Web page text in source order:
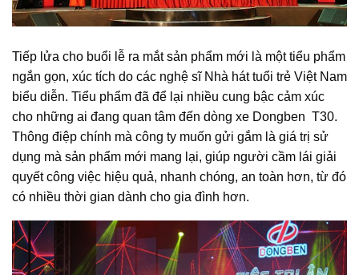
Tiếp lửa cho buổi lễ ra mắt sản phẩm mới là một tiểu phẩm
ngắn gọn, xúc tích do các nghệ sĩ Nhà hát tuổi trẻ Việt Nam
biểu diễn. Tiểu phẩm đã để lại nhiều cung bậc cảm xúc
cho những ai đang quan tâm đến dòng xe Dongben T30.
Thông điệp chính mà công ty muốn gửi gắm là giá trị sử
dụng mà sản phẩm mới mang lại, giúp người cầm lái giải
quyết công việc hiệu quả, nhanh chóng, an toàn hơn, từ đó
có nhiều thời gian dành cho gia đình hơn.